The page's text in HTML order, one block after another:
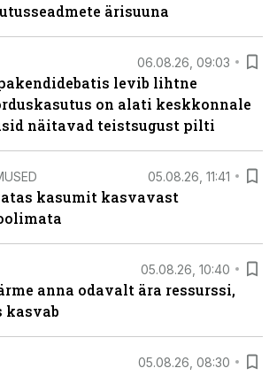
ärisuuna
06.08.26, 09:03
levib lihtne
on alati keskkonnale
näitavad teistsugust pilti
05.08.26, 11:41
kasumit kasvavast
05.08.26, 10:40
anna odavalt ära ressurssi,
kasvab
05.08.26, 08:30